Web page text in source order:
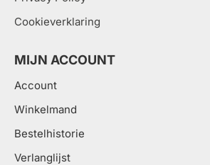
Cookieverklaring
MIJN ACCOUNT
Account
Winkelmand
Bestelhistorie
Verlanglijst